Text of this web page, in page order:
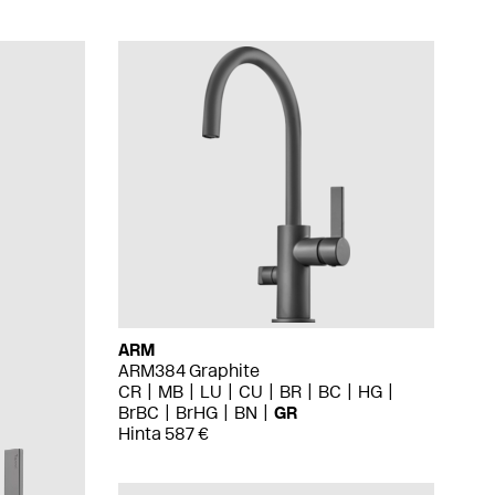
ARM
ARM384 Graphite
CR
MB LU CU BR BC
HG
BrBC
BrHG BN
GR
Hinta 587 €